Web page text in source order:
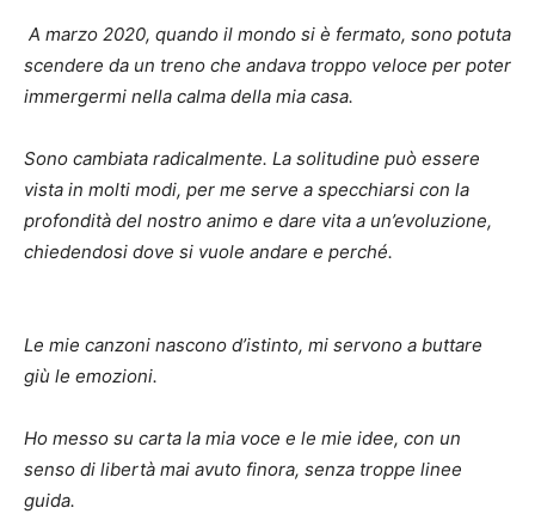
A marzo 2020, quando il mondo si è fermato, sono potuta
scendere da un treno che andava troppo veloce per poter
immergermi nella calma della mia casa.
Sono cambiata radicalmente. La solitudine può essere
vista in molti modi, per me serve a specchiarsi con la
profondità del nostro animo e dare vita a un’evoluzione,
chiedendosi dove si vuole andare e perché.
Le mie canzoni nascono d’istinto, mi servono a buttare
giù le emozioni.
Ho messo su carta la mia voce e le mie idee, con un
senso di libertà mai avuto finora, senza troppe linee
guida.